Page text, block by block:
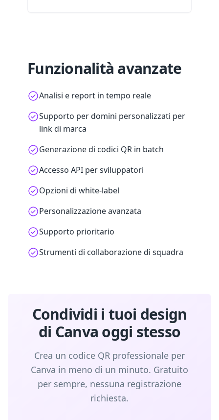
Funzionalità avanzate
Analisi e report in tempo reale
Supporto per domini personalizzati per
link di marca
Generazione di codici QR in batch
Accesso API per sviluppatori
Opzioni di white-label
Personalizzazione avanzata
Supporto prioritario
Strumenti di collaborazione di squadra
Condividi i tuoi design
di Canva oggi stesso
Crea un codice QR professionale per
Canva in meno di un minuto. Gratuito
per sempre, nessuna registrazione
richiesta.